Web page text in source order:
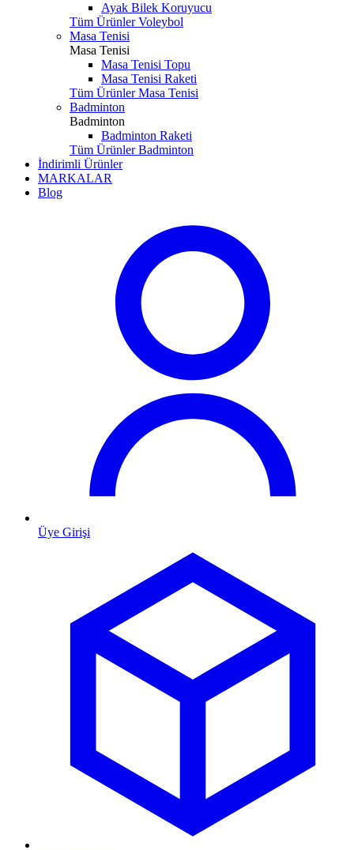
Ayak Bilek Koruyucu
Tüm Ürünler Voleybol
Masa Tenisi
Masa Tenisi
Masa Tenisi Topu
Masa Tenisi Raketi
Tüm Ürünler Masa Tenisi
Badminton
Badminton
Badminton Raketi
Tüm Ürünler Badminton
İndirimli Ürünler
MARKALAR
Blog
Üye Girişi